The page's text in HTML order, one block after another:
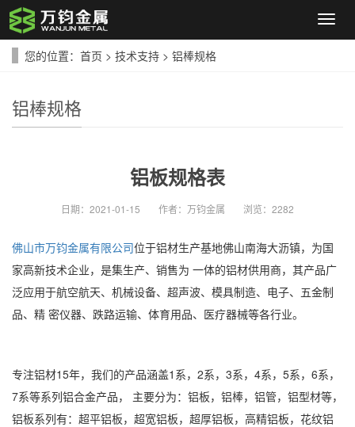
导
航
您的位置： 首页 > 技术支持 > 铝棒规格
铝棒规格
铝板规格表
日期： 2021-01-15 作者： 万钧金属 浏览： 2282
佛山市万钧金属有限公司位于铝材生产基地佛山南海大沥镇，为国
家高新技术企业，是集生产、销售为 一体的铝材供用商，其产品广
泛应用于航空航天、机械设备、超声波、模具制造、电子、五金制
品、精 密仪器、跌路运输、体育用品、医疗器械等各行业。
专注铝材15年，我们的产品涵盖1系，2系，3系，4系，5系，6系，
7系等系列铝合金产品， 主要分为：铝板，铝棒，铝管，铝型材等，
铝板系列有：超平铝板，超宽铝板，超厚铝板，高精铝板，花纹铝